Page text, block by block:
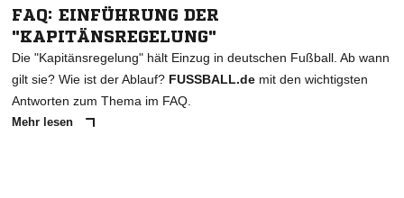
FAQ: EINFÜHRUNG DER
"KAPITÄNSREGELUNG"
Die "Kapitänsregelung" hält Einzug in deutschen Fußball. Ab wann
gilt sie? Wie ist der Ablauf? FUSSBALL.de mit den wichtigsten
Antworten zum Thema im FAQ.
Mehr lesen